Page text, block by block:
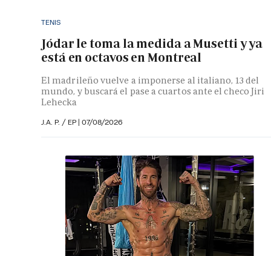
TENIS
Jódar le toma la medida a Musetti y ya
está en octavos en Montreal
El madrileño vuelve a imponerse al italiano, 13 del
mundo, y buscará el pase a cuartos ante el checo Jiri
Lehecka
J.A. P. / EP | 07/08/2026